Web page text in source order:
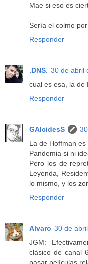
Mae si eso es
Sería el colmo por
Responder
.DNS. 30 de abril
cual es esa, la de
Responder
GAlcidesS
La de Hoffman es
Pandemia si ni
Pero los de
Leyenda,
lo mismo, y los
Responder
Alvaro 30 de
JGM:
clásico de canal
pasar películas